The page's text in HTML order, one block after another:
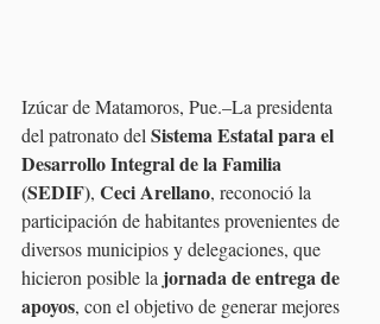
Izúcar de Matamoros, Pue.–La presidenta
del patronato del Sistema Estatal para el
Desarrollo Integral de la Familia
(SEDIF), Ceci Arellano, reconoció la
participación de habitantes provenientes de
diversos municipios y delegaciones, que
hicieron posible la jornada de entrega de
apoyos, con el objetivo de generar mejores